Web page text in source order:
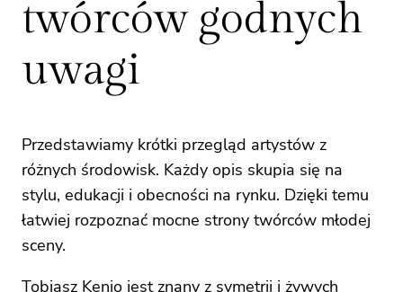
twórców godnych
uwagi
Przedstawiamy krótki przegląd artystów z
różnych środowisk. Każdy opis skupia się na
stylu, edukacji i obecności na rynku. Dzięki temu
łatwiej rozpoznać mocne strony twórców młodej
sceny.
Tobiasz Kenio jest znany z symetrii i żywych